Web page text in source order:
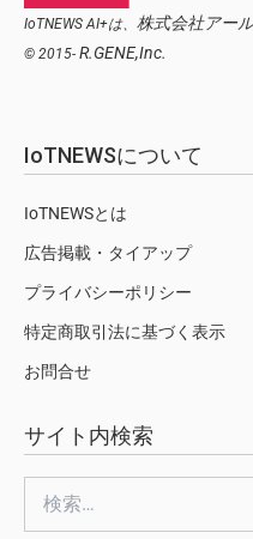
IoTNEWS AI+は、 株式会社アー
© 2015- R.GENE,Inc.
IoTNEWSについて
IoTNEWSとは
広告掲載・タイアップ
プライバシーポリシー
特定商取引法に基づく表示
お問合せ
サイト内検索
索: